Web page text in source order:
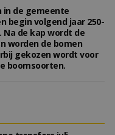
in de gemeente
begin volgend jaar 250-
Na de kap wordt de
worden de bomen
gekozen wordt voor
boomsoorten.